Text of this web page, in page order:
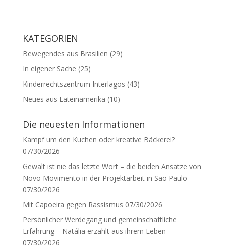
KATEGORIEN
Bewegendes aus Brasilien (29)
In eigener Sache (25)
Kinderrechtszentrum Interlagos (43)
Neues aus Lateinamerika (10)
Die neuesten Informationen
Kampf um den Kuchen oder kreative Bäckerei?
07/30/2026
Gewalt ist nie das letzte Wort – die beiden Ansätze von
Novo Movimento in der Projektarbeit in São Paulo
07/30/2026
Mit Capoeira gegen Rassismus 07/30/2026
Persönlicher Werdegang und gemeinschaftliche
Erfahrung – Natália erzählt aus ihrem Leben
07/30/2026